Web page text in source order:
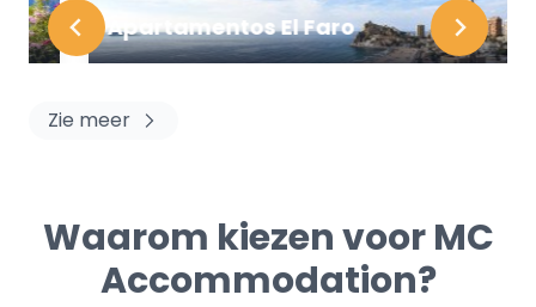
Apartamentos El Faro
Zie meer
Waarom kiezen voor MC
Accommodation?